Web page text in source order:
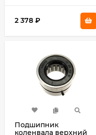
2 378 ₽
Подшипник
коленвала верхний